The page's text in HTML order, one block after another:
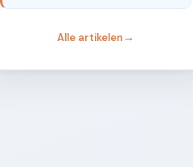
Alle artikelen